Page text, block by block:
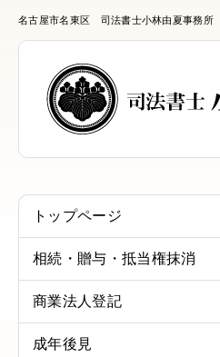
名古屋市名東区 司法書士小林由夏事
トップページ
相続・贈与・抵当権抹消
商業法人登記
成年後見